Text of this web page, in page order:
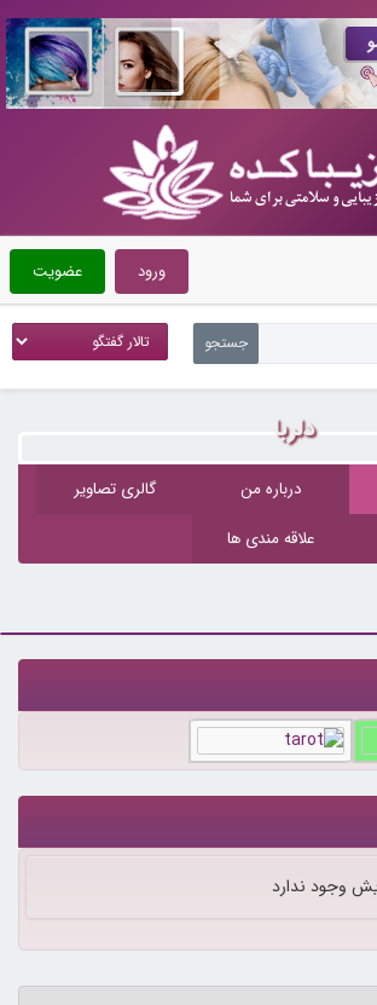
عضویت ورود
دلربا
درباره من
گالری تصاویر
علاقه مندی ها
وجود ندارد